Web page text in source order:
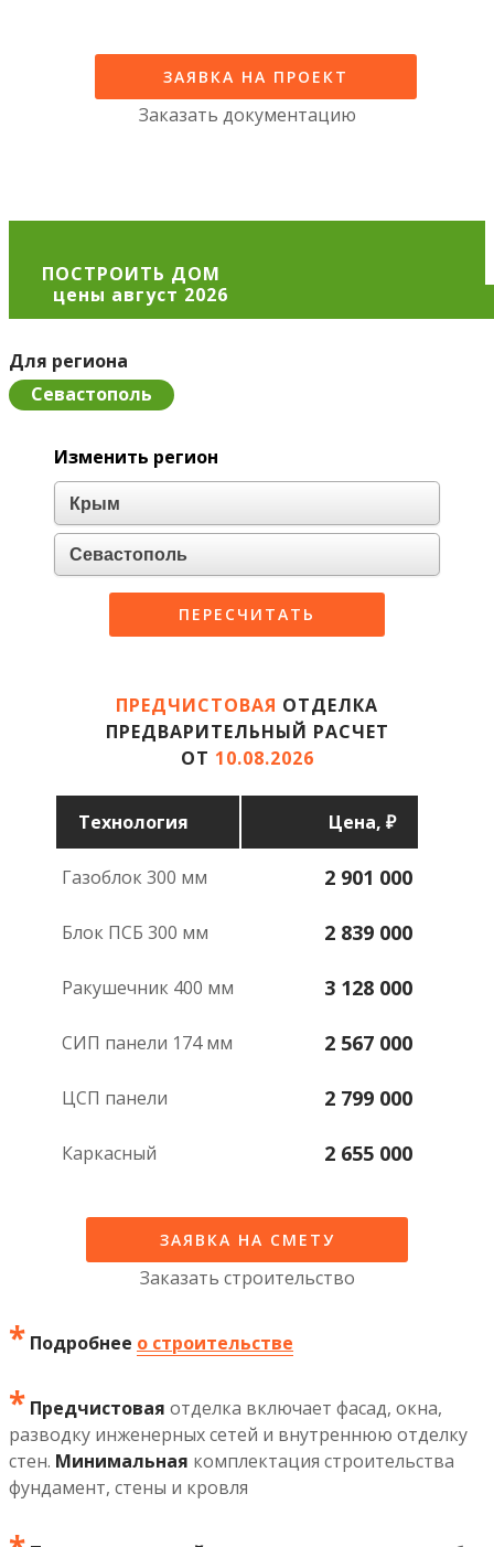
ЗАЯВКА НА ПРОЕКТ
Заказать документацию
ПОСТРОИТЬ ДОМ
Для региона
Севастополь
Изменить регион
ПЕРЕСЧИТАТЬ
ПРЕДЧИСТОВАЯ ОТДЕЛКА
ПРЕДВАРИТЕЛЬНЫЙ РАСЧЕТ
ОТ 10.08.2026
Техноло­гия Цена, ₽
газоблок 300 мм 2 901 000
блок ПСБ 300 мм 2 839 000
ракушечник 400 мм 3 128 000
СИП панели 174 мм 2 567 000
ЦСП панели 2 799 000
каркасный 2 655 000
ЗАЯВКА НА СМЕТУ
Заказать строительство
* Подробнее о строительстве
* Предчистовая отделка включает фасад, окна,
разводку инженерных сетей и внутреннюю отделку
стен. Минимальная комплектация строительства
фундамент, стены и кровля